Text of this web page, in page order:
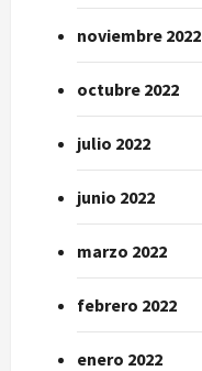
noviembre 2022
octubre 2022
julio 2022
junio 2022
marzo 2022
febrero 2022
enero 2022